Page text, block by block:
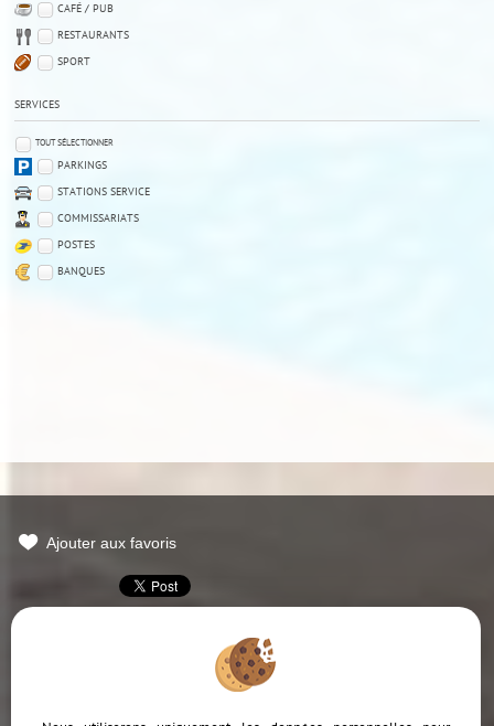
CAFÉ / PUB
RESTAURANTS
SPORT
SERVICES
TOUT SÉLECTIONNER
PARKINGS
STATIONS SERVICE
COMMISSARIATS
POSTES
BANQUES
Ajouter aux favoris
Politique de protection des données
Accès Propriétaire